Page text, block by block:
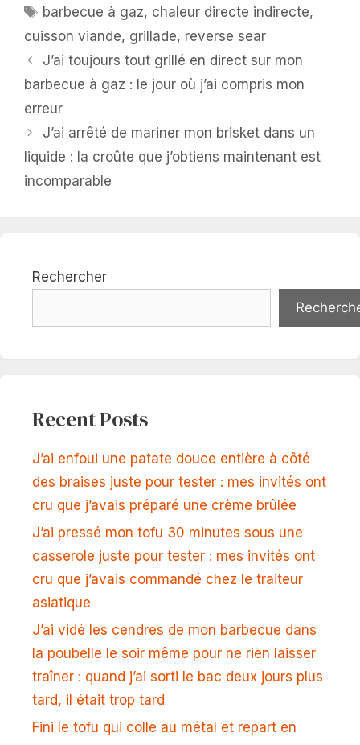
Étiquettes
barbecue à gaz, chaleur directe indirecte,
cuisson viande, grillade, reverse sear
J’ai toujours tout grillé en direct sur mon
barbecue à gaz : le jour où j’ai compris mon
erreur
J’ai arrêté de mariner mon brisket dans un
liquide : la croûte que j’obtiens maintenant est
incomparable
Rechercher
Recent Posts
J’ai enfoui une patate douce entière à côté
des braises juste pour tester : mes invités ont
cru que j’avais préparé une crème brûlée
J’ai pressé mon tofu 30 minutes sous une
casserole juste pour tester : mes invités ont
cru que j’avais commandé chez le traiteur
asiatique
J’ai vidé les cendres de mon barbecue dans
la poubelle le soir même pour ne rien laisser
traîner : quand j’ai sorti le bac deux jours plus
tard, il était trop tard
Fini le tofu qui colle au métal et repart en